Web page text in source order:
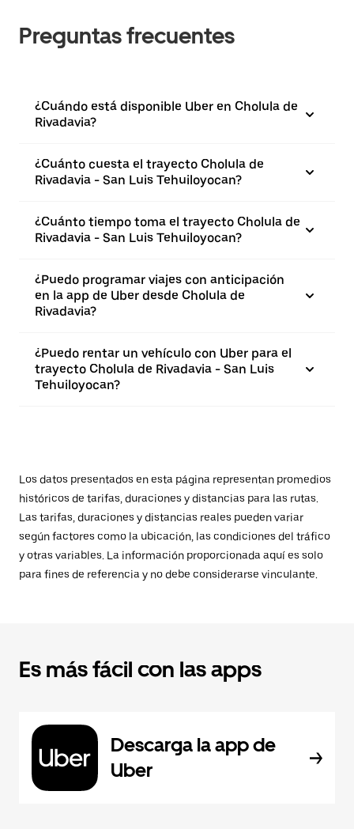
Preguntas frecuentes
¿Cuándo está disponible Uber en Cholula de
Rivadavia?
¿Cuánto cuesta el trayecto Cholula de
Rivadavia - San Luis Tehuiloyocan?
¿Cuánto tiempo toma el trayecto Cholula de
Rivadavia - San Luis Tehuiloyocan?
¿Puedo programar viajes con anticipación
en la app de Uber desde Cholula de
Rivadavia?
¿Puedo rentar un vehículo con Uber para el
trayecto Cholula de Rivadavia - San Luis
Tehuiloyocan?
Los datos presentados en esta página representan promedios
históricos de tarifas, duraciones y distancias para las rutas.
Las tarifas, duraciones y distancias reales pueden variar
según factores como la ubicación, las condiciones del tráfico
y otras variables. La información proporcionada aquí es solo
para fines de referencia y no debe considerarse vinculante.
Es más fácil con las apps
Descarga la app de
Uber